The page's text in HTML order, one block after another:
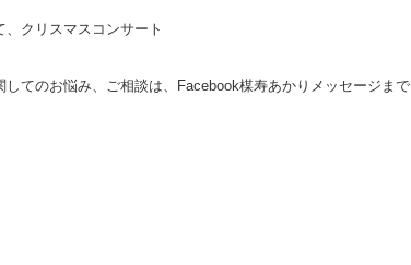
クリスマスコンサート
してのお悩み、ご相談は、Facebook楳寿あかりメッセージまで